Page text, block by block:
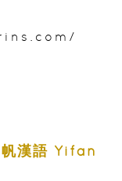
漢語 Yifan